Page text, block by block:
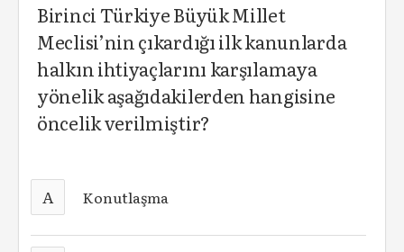
Birinci Türkiye Büyük Millet
Meclisi’nin çıkardığı ilk kanunlarda
halkın ihtiyaçlarını karşılamaya
yönelik aşağıdakilerden hangisine
öncelik verilmiştir?
A Konutlaşma